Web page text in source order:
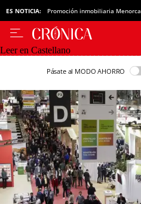
ES NOTICIA: Promoción inmobiliaria Menorca
Leer en Castellano
Pásate al MODO AHORRO